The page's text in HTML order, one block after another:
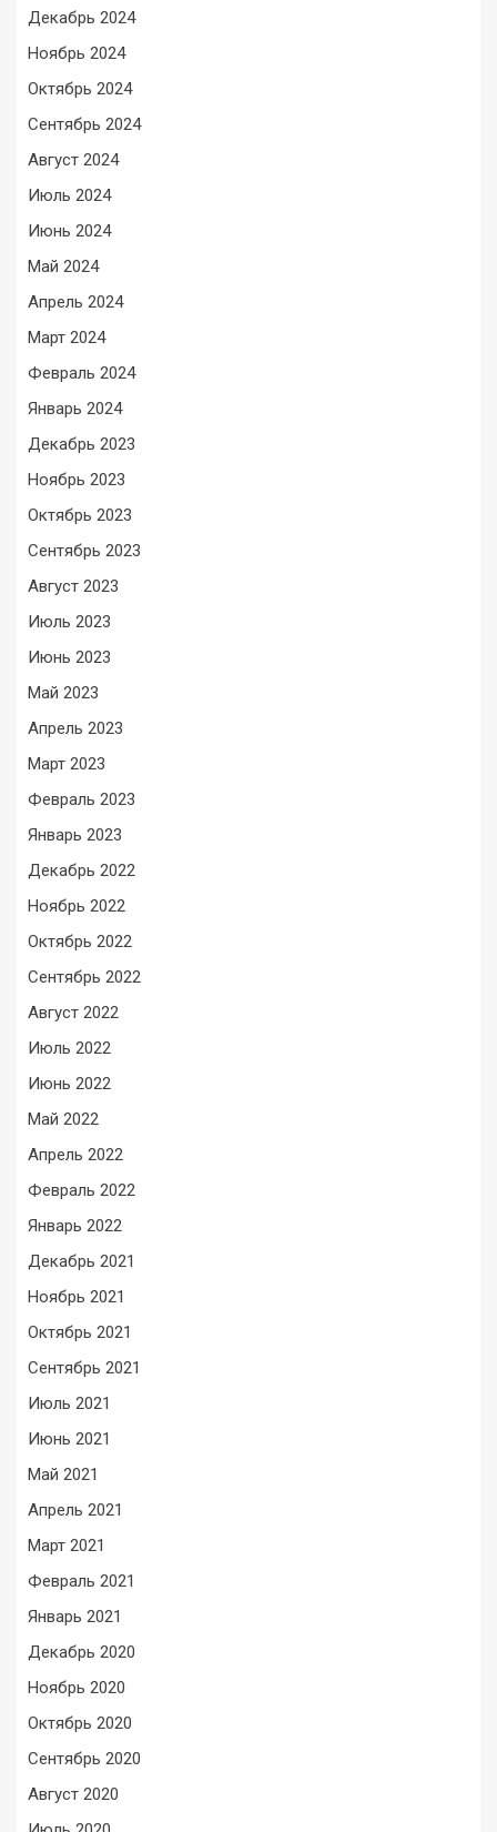
Декабрь 2024
Ноябрь 2024
Октябрь 2024
Сентябрь 2024
Август 2024
Июль 2024
Июнь 2024
Май 2024
Апрель 2024
Март 2024
Февраль 2024
Январь 2024
Декабрь 2023
Ноябрь 2023
Октябрь 2023
Сентябрь 2023
Август 2023
Июль 2023
Июнь 2023
Май 2023
Апрель 2023
Март 2023
Февраль 2023
Январь 2023
Декабрь 2022
Ноябрь 2022
Октябрь 2022
Сентябрь 2022
Август 2022
Июль 2022
Июнь 2022
Май 2022
Апрель 2022
Февраль 2022
Январь 2022
Декабрь 2021
Ноябрь 2021
Октябрь 2021
Сентябрь 2021
Июль 2021
Июнь 2021
Май 2021
Апрель 2021
Март 2021
Февраль 2021
Январь 2021
Декабрь 2020
Ноябрь 2020
Октябрь 2020
Сентябрь 2020
Август 2020